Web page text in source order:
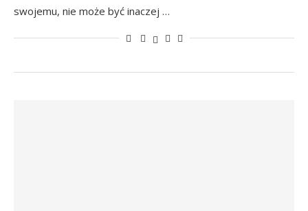
swojemu, nie może być inaczej …